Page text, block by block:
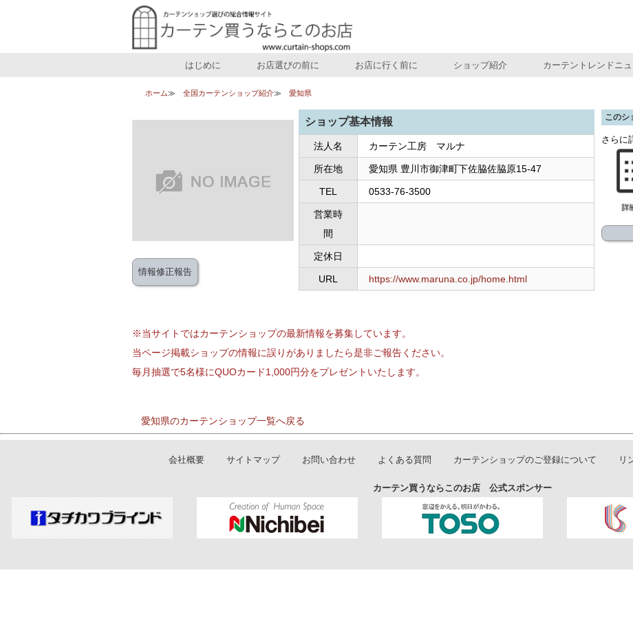
はじめに お店選びの前に お店に行く前に ショップ紹介 カーテントレンドニ
ホーム 全国カーテンショップ紹介 愛知県
情報修正報告
ショップ基本情報
法人名 カーテン工房 マルナ
所在地 愛知県 豊川市御津町下佐脇佐脇原15-47
TEL 0533-76-3500
営業時
間
定休日
URL https://www.maruna.co.jp/home.html
※当サイトではカーテンショップの最新情報を募集しています。
当ページ掲載ショップの情報に誤りがありましたら是非ご報告ください。
毎月抽選で5名様にQUOカード1,000円分をプレゼントいたします。
愛知県のカーテンショップ一覧へ戻る
このシ
さらに
会社概要 サイトマップ お問い合わせ よくある質問 カーテンショップのご登録について リ
カーテン買うならこのお店 公式スポンサー